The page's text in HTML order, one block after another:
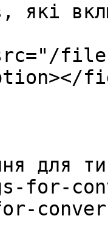
які
files/
для
for-